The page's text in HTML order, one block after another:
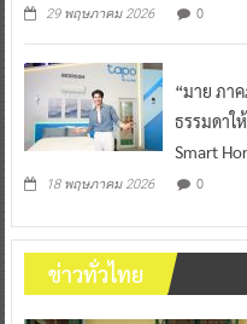
29 พฤษภาคม 2026 0
“มาย ภา
ธรรมดาใ
Smart
18 พฤษภาคม 2026 0
ข่าวทั่วไทย